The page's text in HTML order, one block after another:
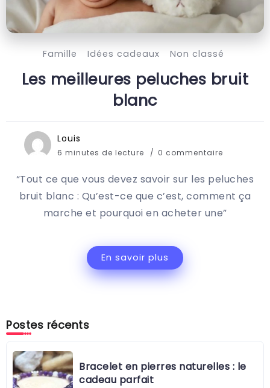
Famille Idées cadeaux Non classé
Les meilleures peluches bruit
blanc
Louis
6 minutes de lecture 0 commentaire
“Tout ce que vous devez savoir sur les peluches
bruit blanc : Qu’est-ce que c’est, comment ça
marche et pourquoi en acheter une”
En savoir plus
Postes récents
Bracelet en pierres naturelles : le
cadeau parfait